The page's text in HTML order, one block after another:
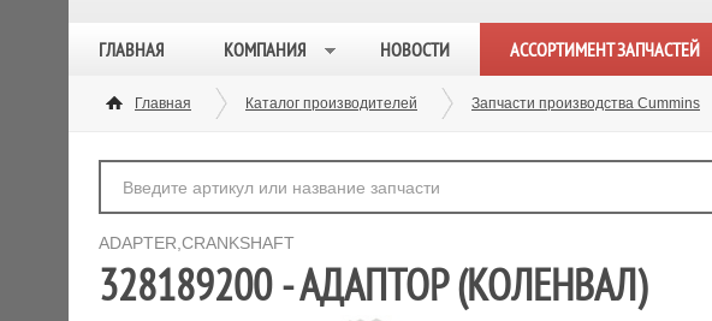
ГЛАВНАЯ КОМПАНИЯ НОВОСТИ АССОРТИМЕНТ ЗАПЧАСТЕЙ
Главная Каталог производителей Запчасти производства Cummins
ADAPTER,CRANKSHAFT
328189200 - АДАПТОР (КОЛЕНВАЛ)